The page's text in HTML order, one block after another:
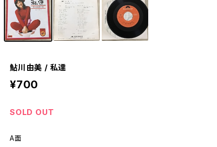
鮎川由美 / 私達
¥700
SOLD OUT
A面